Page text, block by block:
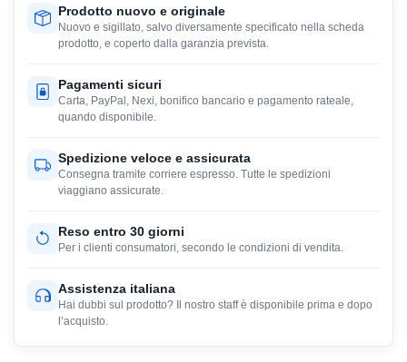
Prodotto nuovo e originale
Nuovo e sigillato, salvo diversamente specificato nella scheda
prodotto, e coperto dalla garanzia prevista.
Pagamenti sicuri
Carta, PayPal, Nexi, bonifico bancario e pagamento rateale,
quando disponibile.
Spedizione veloce e assicurata
Consegna tramite corriere espresso. Tutte le spedizioni
viaggiano assicurate.
Reso entro 30 giorni
Per i clienti consumatori, secondo le condizioni di vendita.
Assistenza italiana
Hai dubbi sul prodotto? Il nostro staff è disponibile prima e dopo
l’acquisto.